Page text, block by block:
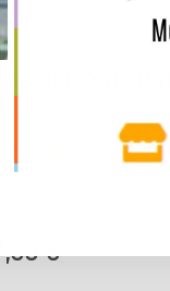
der Serie
mit Biese
rot col. 009
€